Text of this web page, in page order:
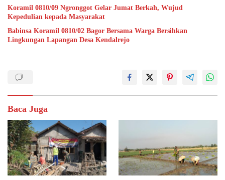
Koramil 0810/09 Ngronggot Gelar Jumat Berkah, Wujud
Kepedulian kepada Masyarakat
Babinsa Koramil 0810/02 Bagor Bersama Warga Bersihkan
Lingkungan Lapangan Desa Kendalrejo
Baca Juga